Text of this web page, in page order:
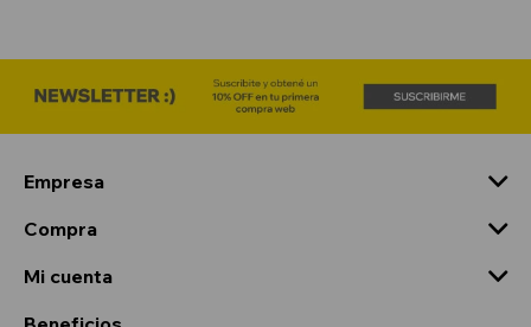
Empresa
Compra
Mi cuenta